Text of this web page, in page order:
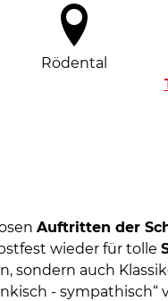
Rödental
Auftritten der
wieder für tolle
sondern auch
-